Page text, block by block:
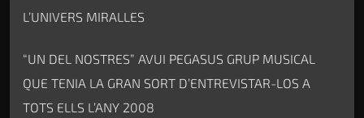
L’UNIVERS MIRALLES
“UN DEL NOSTRES” AVUI PEGASUS GRUP MUSICAL
QUE TENIA LA GRAN SORT D’ENTREVISTAR-LOS A
TOTS ELLS L’ANY 2008